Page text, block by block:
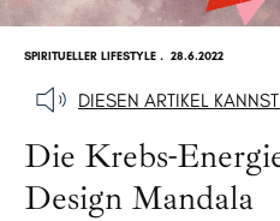
SPIRITUELLER LIFESTYLE . 28.6.2022
DIESEN ARTIKEL
Die Krebs-
Design Mandala